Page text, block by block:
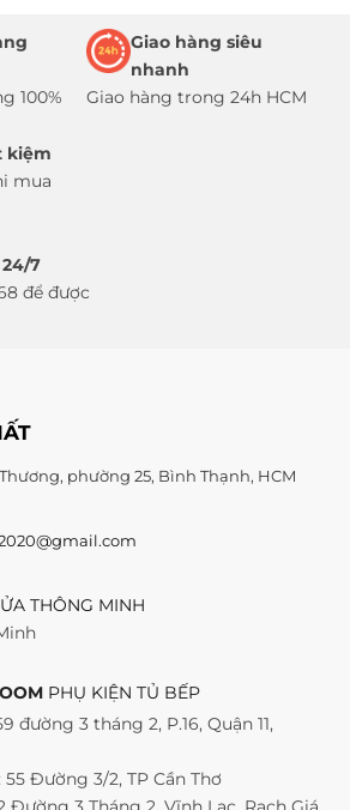
100%
Giao hàng siêu
nhanh
Giao hàng trong 24h HCM
kiệm
mua
7
để được
phường 25, Bình Thạnh, HCM
THÔNG MINH
PHỤ KIỆN TỦ BẾP
đường 3 tháng 2, P.16, Quận 11,
Đường 3/2, TP Cần Thơ